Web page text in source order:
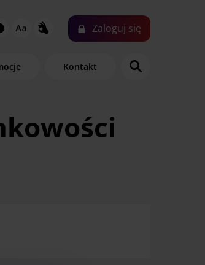
Zaloguj się
Kontakt